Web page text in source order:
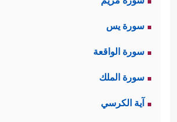
سورة يس
سورة الواقعة
سورة الملك
آية الكرسي